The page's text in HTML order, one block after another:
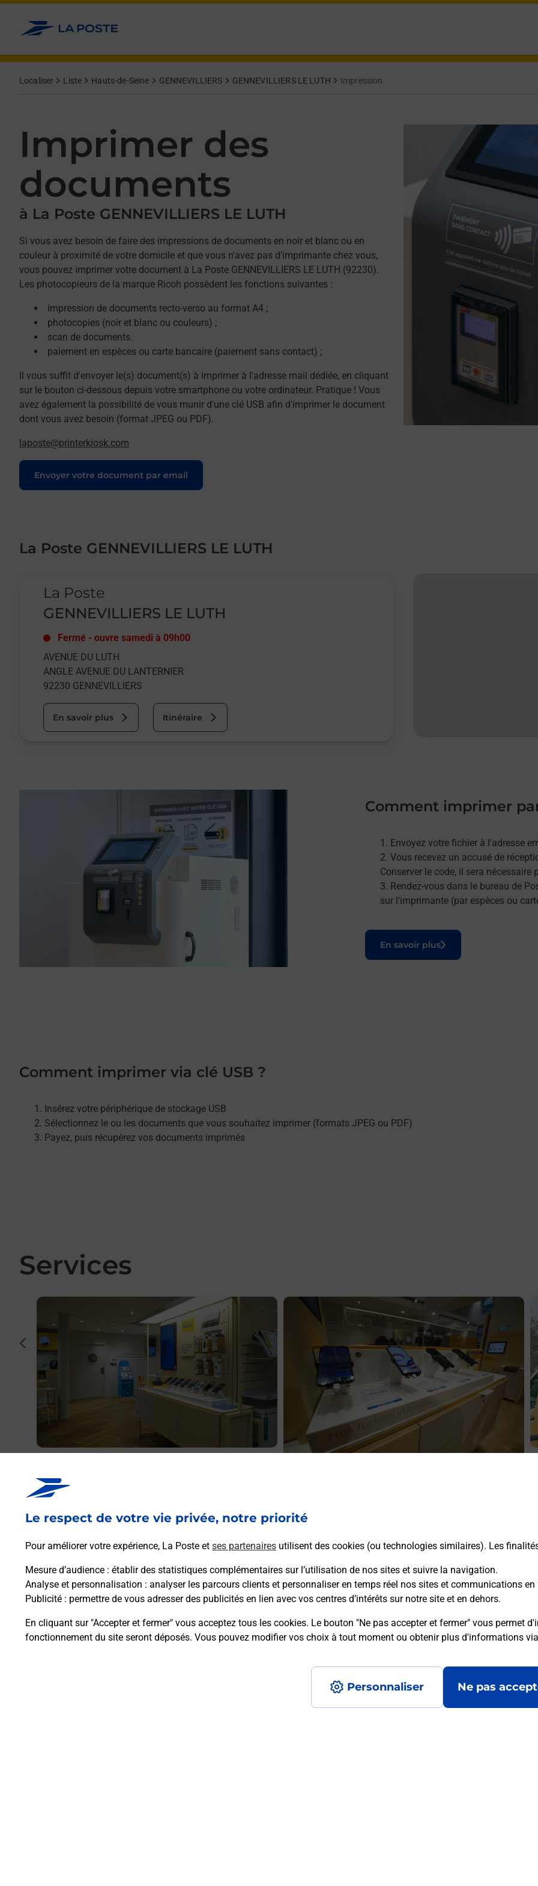
Le respect de votre vie privée, notre priorité
Pour améliorer votre expérience, La Poste et ses partenaires utilisent des cookies (ou technologies similaires). Les
Mesure d’audience : établir des statistiques complémentaires sur l’utilisation de nos sites et suivre la navigation.
Analyse et personnalisation : analyser les parcours clients et personnaliser en temps réel nos sites et communications
Publicité : permettre de vous adresser des publicités en lien avec vos centres d’intérêts sur notre site et en dehors.
En cliquant sur "Accepter et fermer" vous acceptez tous les cookies. Le bouton "Ne pas accepter et fermer" vous permet
fonctionnement du site seront déposés. Vous pouvez modifier vos choix à tout moment ou obtenir plus d'informations via
Personnaliser Ne pas
Allez au contenu
Localiser Liste Hauts-de-Seine GENNEVILLIERS GENNEVILLIERS LE LUTH Impression
Imprimer des
documents
à La Poste GENNEVILLIERS LE LUTH
Si vous avez besoin de faire des impressions de documents en noir et blanc ou en
couleur à proximité de votre domicile et que vous n'avez pas d'imprimante chez vous,
vous pouvez imprimer votre document à La Poste GENNEVILLIERS LE LUTH (92230).
Les photocopieurs de la marque Ricoh possèdent les fonctions suivantes :
impression de documents recto-verso au format A4 ;
photocopies (noir et blanc ou couleurs) ;
scan de documents.
paiement en espèces ou carte bancaire (paiement sans contact) ;
Il vous suffit d'envoyer le(s) document(s) à imprimer à l'adresse mail dédiée, en cliquant
sur le bouton ci-dessous depuis votre smartphone ou votre ordinateur. Pratique ! Vous
avez également la possibilité de vous munir d'une clé USB afin d'imprimer le document
dont vous avez besoin (format JPEG ou PDF).
laposte@printerkiosk.com
Envoyer votre document par email
Le lien s'ouvre dans un nouvel onglet
La Poste GENNEVILLIERS LE LUTH
La Poste
GENNEVILLIERS LE LUTH
Fermé - ouvre samedi à 09h00
AVENUE DU LUTH
ANGLE AVENUE DU LANTERNIER
92230 GENNEVILLIERS
En savoir plus Itinéraire
Comment imprimer
Envoyez votre fichier à l'adresse
Vous recevez un accusé de
Conserver le code, il sera
Rendez-vous dans le bureau de
sur l'imprimante (par espèces ou
En savoir plus
Le lien s'ouvre dans un nouvel onglet
Comment imprimer via clé USB ?
Insérez votre périphérique de stockage USB
Sélectionnez le ou les documents que vous souhaitez imprimer (formats JPEG ou PDF)
Payez, puis récupérez vos documents imprimés
Services
et/ou
En savoir plus
Vous recherchez un smartphone pas cher proche de chez
dans vos bureaux de Poste à GENNEVILLIERS LE LUTH
En savoir plus
vous ? Découvrez notre offre de téléphones mobiles
Samsung dans vos bureaux de Poste à GENNEVILLIERS
LE LUTH (92230) !
En savoir plus
Questions fréquemment posées
Afficher ou masquer la réponse
Afficher ou masquer la réponse
Afficher ou masquer la réponse
Afficher ou masquer la réponse